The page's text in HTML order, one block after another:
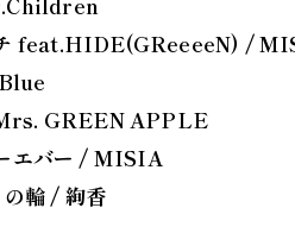
feat.HIDE(GReeeeN) /
GREEN APPLE
エバー / MISIA
輪 / 絢香